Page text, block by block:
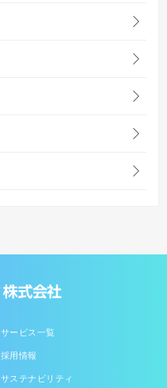
サービス一覧
採用情報
サステナビリティ